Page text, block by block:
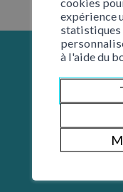
expérience
statistiques
à l'aide du